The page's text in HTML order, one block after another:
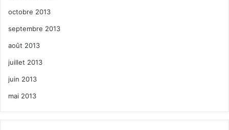
octobre 2013
septembre 2013
août 2013
juillet 2013
juin 2013
mai 2013